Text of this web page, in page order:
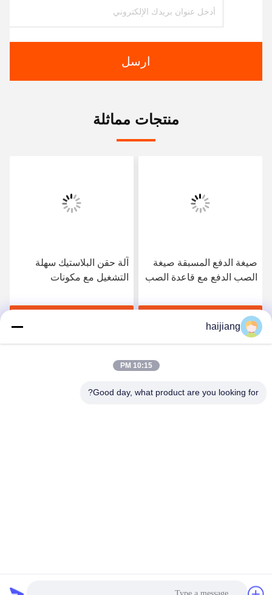
ارسل
منتجات مماثلة
صيغة الدفع المسبقة صيغة
الصب الدفع مع قاعدة الصب
لكفاءة إنتاج قطع البلاستيك
احصل على أفضل سعر
آلة حقن البلاستيك سهلة
التشغيل مع مكونات
Vickers وقاعدة قوالب
haijiang
10:15 PM
Good day, what product are you looking for?